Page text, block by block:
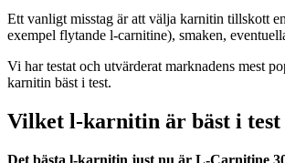
Ett vanligt misstag är att välja karnitin tillskott
exempel flytande l-carnitine), smaken,
Vi har testat och utvärderat marknadens mest
karnitin bäst i test.
Vilket l-karnitin är bäst i test
Det bästa l-karnitin just nu är L-Carnitine